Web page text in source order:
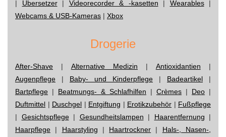
| Übersetzer| Videorecorder & -kasetten | Wearables|
Webcams & USB-Kameras | Xbox
Drogerie
After-Shave | Alternative Medizin | Antioxidantien |
Augenpflege | Baby- und Kinderpflege | Badeartikel |
Bartpflege | Beatmungs- & Schlafhilfen | Crèmes | Deo |
Duftmittel | Duschgel | Entgiftung | Erotikzubehör | Fußpflege
| Gesichtspflege| Gesundheitslampen | Haarentfernung |
Haarpflege | Haarstyling | Haartrockner | Hals-, Nasen-,